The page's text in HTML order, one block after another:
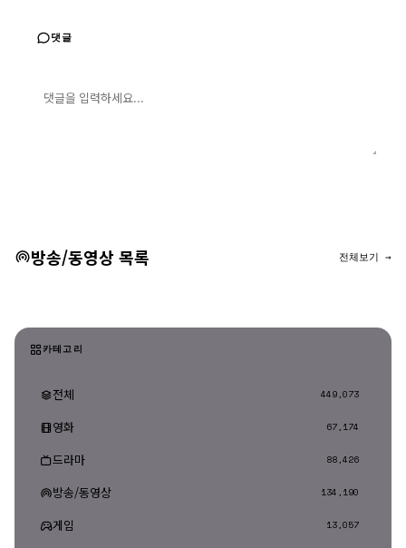
댓글
방송/동영상 목록 전체보기 →
카테고리
전체 449,073
영화 67,174
드라마 88,426
방송/동영상 134,190
게임 13,057